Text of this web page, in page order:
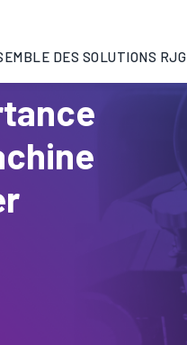
DES SOLUTIONS RJG